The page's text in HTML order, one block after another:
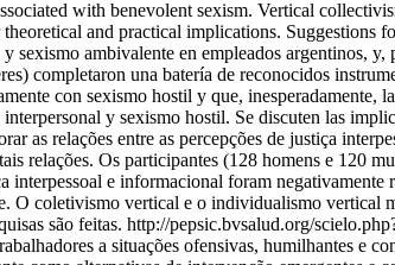
with benevolent sexism. Vertical
and practical implications. Suggestions
sexismo ambivalente en empleados argentinos,
completaron una batería de reconocidos
con sexismo hostil y que,
y sexismo hostil. Se discuten las
as relações entre as percepções de justiça
relações. Os participantes (128 homens e 120
interpessoal e informacional foram
O coletivismo vertical e o individualismo vertical
são feitas. http://pepsic.bvsalud.org/
a situações ofensivas, humilhantes e